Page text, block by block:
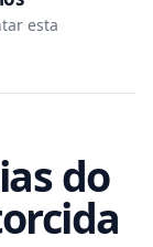
esta
do